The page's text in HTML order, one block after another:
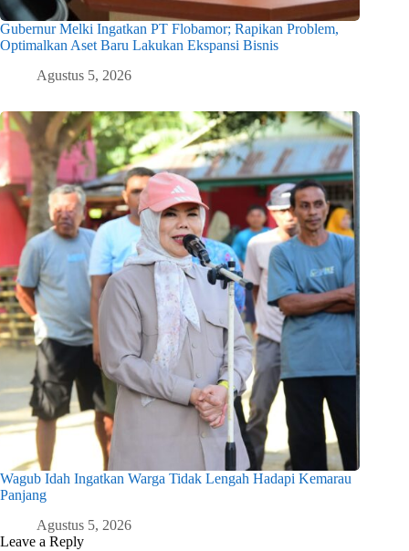
Gubernur Melki Ingatkan PT Flobamor; Rapikan Problem,
Optimalkan Aset Baru Lakukan Ekspansi Bisnis
Agustus 5, 2026
Wagub Idah Ingatkan Warga Tidak Lengah Hadapi Kemarau
Panjang
Agustus 5, 2026
Leave a Reply